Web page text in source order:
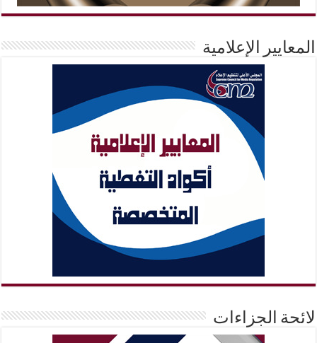
المعايير الإعلامية
لائحة الجزاءات